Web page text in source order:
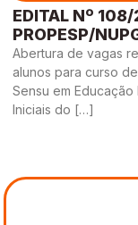
EDITAL Nº
PROPESP/
Abertura de vagas
alunos para curso
Sensu em
Iniciais do […]